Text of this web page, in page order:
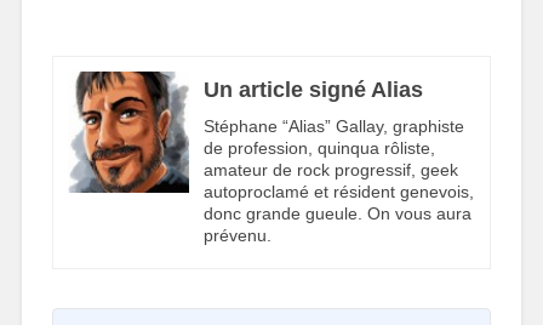
Un article signé Alias
Stéphane “Alias” Gallay, graphiste
de profession, quinqua rôliste,
amateur de rock progressif, geek
autoproclamé et résident genevois,
donc grande gueule. On vous aura
prévenu.